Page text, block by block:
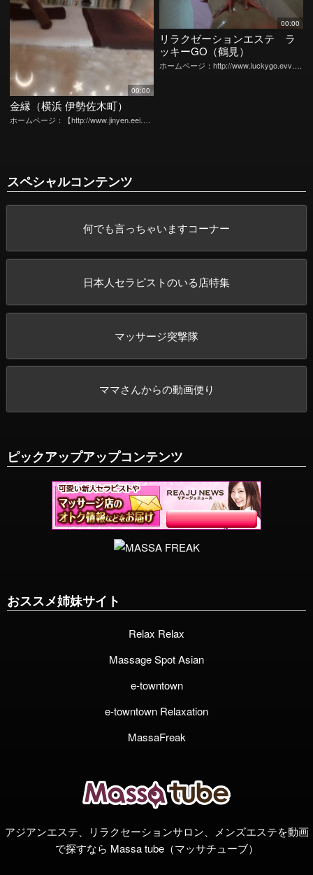
00:00
金縁（横浜 伊勢佐木町）
ホームページ：【http://www.jinyen.eei….
00:00
リラクゼーションエステ ラ
ッキーGO（鶴見）
ホームページ：http://www.luckygo.evv….
スペシャルコンテンツ
何でも言っちゃいますコーナー
日本人セラピストのいる店特集
マッサージ突撃隊
ママさんからの動画便り
ピックアップアップコンテンツ
おススメ姉妹サイト
Relax Relax
Massage Spot Asian
e-towntown
e-towntown Relaxation
MassaFreak
アジアンエステ、リラクセーションサロン、メンズエステを動画
で探すなら Massa tube（マッサチューブ）